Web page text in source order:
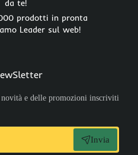
da te!
prodotti in pronta
Leader sul web!
e delle promozioni inscriviti
Invia